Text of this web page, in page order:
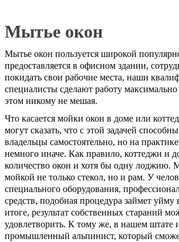
Мытье окон
Мытье окон пользуется широкой
предоставляется в офисном здании,
покидать свои рабочие места, наши
специалисты сделают работу
этом никому не мешая.
Что касается мойки окон в доме или
могут сказать, что с этой задачей
владельцы самостоятельно, но на
немного иначе. Как правило, коттеджи и
количество окон и хотя бы одну лоджию.
мойкой не только стекол, но и рам. У
специального оборудования,
средств, подобная процедура займет
итоге, результат собственных стараний
удовлетворить. К тому же, в нашем штате
промышленный альпинист, который